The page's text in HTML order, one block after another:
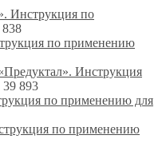
Инструкция по
по применению
Инструкция
893
по применению для
по применению